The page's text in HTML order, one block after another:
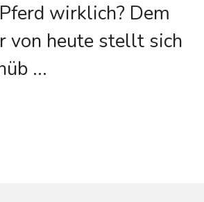
wirklich? Dem
von heute stellt sich
...